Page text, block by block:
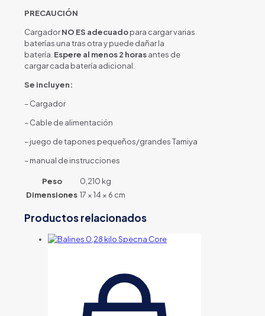
PRECAUCIÓN
CargadorNO ES adecuadopara cargar varias
baterías una tras otra y puede dañar la
batería. Espere al menos 2 horasantes de
cargar cada batería adicional.
Se incluyen:
– Cargador
– Cable de alimentación
– juego de tapones pequeños/grandes Tamiya
– manual de instrucciones
Peso
0,210 kg
Dimensiones 17 × 14 × 6 cm
Productos relacionados